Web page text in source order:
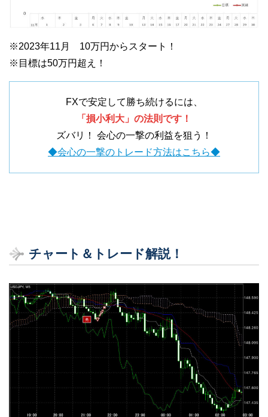
※2023年11月 10万円からスタート！
※目標は50万円超え！
FXで安定して勝ち続けるには、
「損小利大」の法則です！
ズバリ！ 会心の一撃の利益を狙う！
◆会心の一撃のトレード方法はこちら◆
チャート＆トレード解説！